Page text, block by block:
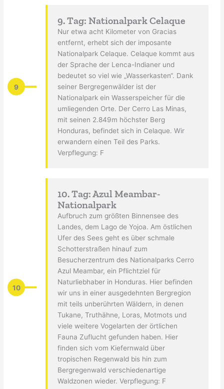
9
9. Tag: Nationalpark Celaque
Nur etwa acht Kilometer von Gracias
entfernt, erhebt sich der imposante
Nationalpark Celaque. Celaque kommt aus
der Sprache der Lenca-Indianer und
bedeutet so viel wie „Wasserkasten“. Dank
seiner Bergregenwälder ist der
Nationalpark ein Wasserspeicher für die
umliegenden Orte. Der Cerro Las Minas,
mit seinen 2.849m höchster Berg
Honduras, befindet sich in Celaque. Wir
erwandern einen Teil des Parks.
Verpflegung: F
10
10. Tag: Azul Meambar-
Nationalpark
Aufbruch zum größten Binnensee des
Landes, dem Lago de Yojoa. Am östlichen
Ufer des Sees geht es über schmale
Schotterstraßen hinauf zum
Besucherzentrum des Nationalparks Cerro
Azul Meambar, ein Pflichtziel für
Naturliebhaber in Honduras. Hier befinden
wir uns in einer ausgedehnten Bergregion
mit teils unberührten Wäldern, in denen
Tukane, Truthähne, Loras, Motmots und
viele weitere Vogelarten der örtlichen
Fauna Zuflucht gefunden haben. Hier
finden sich vom Kiefernwald über
tropischen Regenwald bis hin zum
Bergregenwald verschiedenartige
Waldzonen wieder. Verpflegung: F